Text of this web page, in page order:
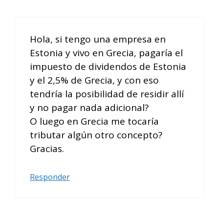
Hola, si tengo una empresa en
Estonia y vivo en Grecia, pagaría el
impuesto de dividendos de Estonia
y el 2,5% de Grecia, y con eso
tendría la posibilidad de residir allí
y no pagar nada adicional?
O luego en Grecia me tocaría
tributar algún otro concepto?
Gracias.
Responder